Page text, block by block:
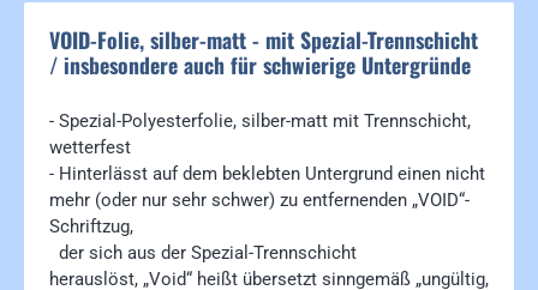
VOID-Folie, silber-matt - mit Spezial-Trennschicht
/ insbesondere auch für schwierige Untergründe
- Spezial-Polyesterfolie, silber-matt mit Trennschicht,
wetterfest
- Hinterlässt auf dem beklebten Untergrund einen nicht
mehr (oder nur sehr schwer) zu entfernenden „VOID“-
Schriftzug,
der sich aus der Spezial-Trennschicht
herauslöst, „Void“ heißt übersetzt sinngemäß „ungültig,